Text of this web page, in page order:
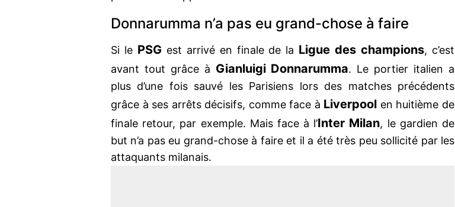
Donnarumma n’a pas eu grand-chose à faire
Si le PSGest arrivé en finale de la Ligue des champions, c’est
avant tout grâce à Gianluigi Donnarumma. Le portier italien a
plus d’une fois sauvé les Parisiens lors des matches précédents
grâce à ses arrêts décisifs, comme face à Liverpool en huitième de
finale retour, par exemple. Mais face à l’Inter Milan, le gardien de
but n’a pas eu grand-chose à faire et il a été très peu sollicité par les
attaquants milanais.